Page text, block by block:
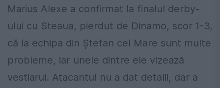
Marius Alexe a confirmat la finalul derby-
ului cu Steaua, pierdut de Dinamo, scor 1-3,
că la echipa din Ștefan cel Mare sunt multe
probleme, iar unele dintre ele vizează
vestiarul. Atacantul nu a dat detalii, dar a